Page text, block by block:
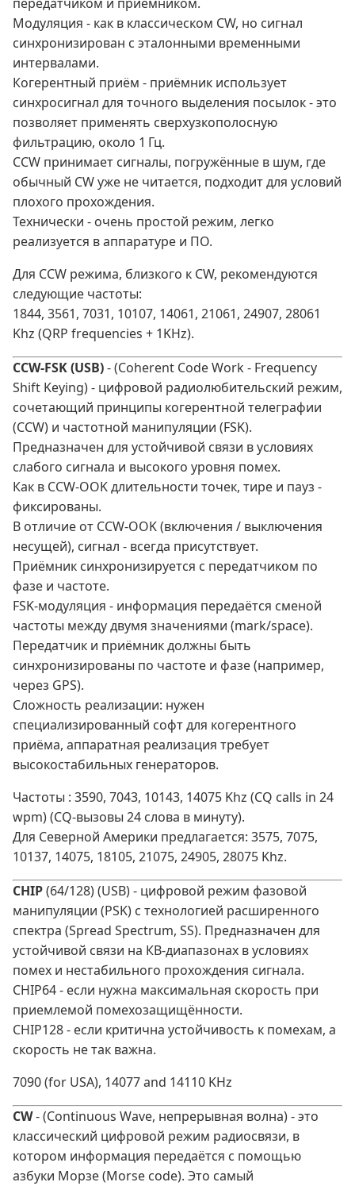
Модуляция - как в классическом CW, но сигнал
синхронизирован с эталонными временными
интервалами.
Когерентный приём - приёмник использует
синхросигнал для точного выделения посылок - это
позволяет применять сверхузкополосную
фильтрацию, около 1 Гц.
CCW принимает сигналы, погружённые в шум, где
обычный CW уже не читается, подходит для условий
плохого прохождения.
Технически - очень простой режим, легко
реализуется в аппаратуре и ПО.
Для CCW режима, близкого к CW, рекомендуются
следующие частоты:
1844, 3561, 7031, 10107, 14061, 21061, 24907, 28061
Khz (QRP frequencies + 1KHz).
CCW-FSK (USB)- (Coherent Code Work - Frequency
Shift Keying) - цифровой радиолюбительский режим,
сочетающий принципы когерентной телеграфии
(CCW) и частотной манипуляции (FSK).
Предназначен для устойчивой связи в условиях
слабого сигнала и высокого уровня помех.
Как в CCW‑OOK длительности точек, тире и пауз -
фиксированы.
В отличие от CCW-OOK (включения / выключения
несущей), сигнал - всегда присутствует.
Приёмник синхронизируется с передатчиком по
фазе и частоте.
FSK‑модуляция - информация передаётся сменой
частоты между двумя значениями (mark/space).
Передатчик и приёмник должны быть
синхронизированы по частоте и фазе (например,
через GPS).
Сложность реализации: нужен
специализированный софт для когерентного
приёма, аппаратная реализация требует
высокостабильных генераторов.
Частоты : 3590, 7043, 10143, 14075 Khz (CQ calls in 24
wpm) (CQ-вызовы 24 слова в минуту).
Для Северной Америки предлагается: 3575, 7075,
10137, 14075, 18105, 21075, 24905, 28075 Khz.
CHIP(64/128) (USB) - цифровой режим фазовой
манипуляции (PSK) с технологией расширенного
спектра (Spread Spectrum, SS). Предназначен для
устойчивой связи на КВ‑диапазонах в условиях
помех и нестабильного прохождения сигнала.
CHIP64 - если нужна максимальная скорость при
приемлемой помехозащищённости.
CHIP128 - если критична устойчивость к помехам, а
скорость не так важна.
7090 (for USA), 14077 and 14110 KHz
CW- (Continuous Wave, непрерывная волна) - это
классический цифровой режим радиосвязи, в
котором информация передаётся с помощью
азбуки Морзе (Morse code). Это самый